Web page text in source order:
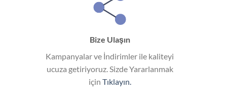
Bize Ulaşın
Kampanyalar ve İndirimler ile kaliteyi
ucuza getiriyoruz. Sizde Yararlanmak
için Tıklayın.